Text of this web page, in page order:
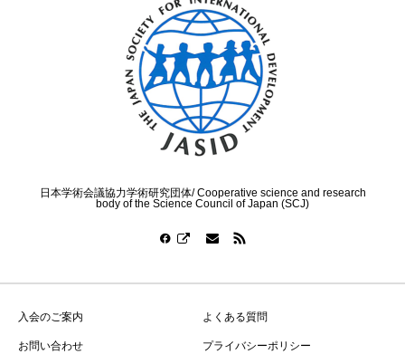
日本学術会議協力学術研究団体/ Cooperative science and research
body of the Science Council of Japan (SCJ)
入会のご案内 よくある質問
お問い合わせ プライバシーポリシー